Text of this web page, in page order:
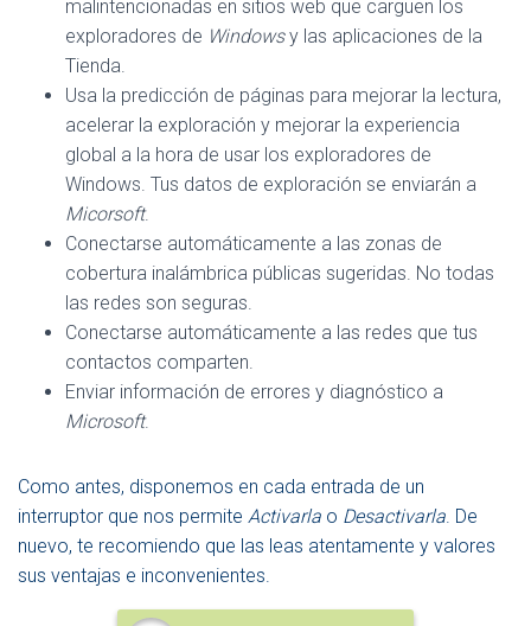
malintencionadas en sitios web que carguen los
exploradores de Windowsy las aplicaciones de la
Tienda.
Usa la predicción de páginas para mejorar la lectura,
acelerar la exploración y mejorar la experiencia
global a la hora de usar los exploradores de
Windows. Tus datos de exploración se enviarán a
Micorsoft.
Conectarse automáticamente a las zonas de
cobertura inalámbrica públicas sugeridas. No todas
las redes son seguras.
Conectarse automáticamente a las redes que tus
contactos comparten.
Enviar información de errores y diagnóstico a
Microsoft.
Como antes, disponemos en cada entrada de un
interruptor que nos permite Activarla o Desactivarla. De
nuevo, te recomiendo que las leas atentamente y valores
sus ventajas e inconvenientes.